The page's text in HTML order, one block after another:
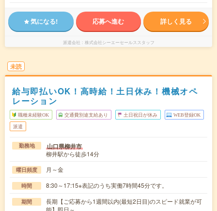
気になる! 応募へ進む 詳しく見る
派遣会社 株式会社シーエーセールススタッフ
未読
給与即払いOK！高時給！土日休み！機械オペ
レーション
職種未経験OK 交通費別途支給あり 土日祝日が休み WEB登録OK
派遣
勤務地 山口県柳井市
柳井駅から徒歩14分
曜日頻度 月～金
時間 8:30～17:15※表記のうち実働7時間45分です。
期間
長期【ご応募から1週間以内(最短2日目)のスピード就業が可
能】即日～